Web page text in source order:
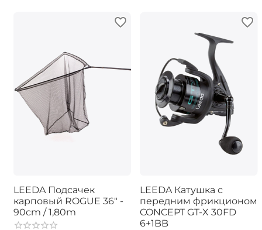
LEEDA Подсачек
карповый ROGUE 36" -
90cm / 1,80m
LEEDA Катушка с
передним фрикционом
CONCEPT GT-X 30FD
6+1BB